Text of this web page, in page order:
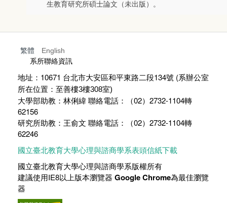
生教育研究所碩士論文（未出版）。
繁體
English
系所聯絡資訊
地址：10671 台北市大安區和平東路二段134號 (系辦公室
所在位置：至善樓3樓308室)
大學部助教：林俐緯 聯絡電話：（02）2732-1104轉
62156
研究所助教：王俞文 聯絡電話：（02）2732-1104轉
62246
國立臺北教育大學心理與諮商學系表頭信紙下載
國立臺北教育大學心理與諮商學系版權所有
建議使用IE8以上版本瀏覽器 Google Chrome為最佳瀏覽
器